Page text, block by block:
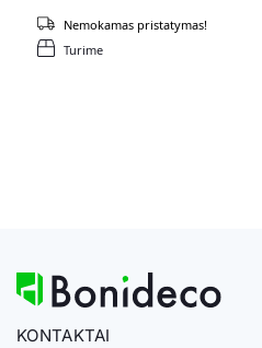
Turime
Nemokamas pristatymas!
KONTAKTAI